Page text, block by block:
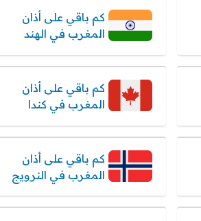
كم باقي على أذان
المغرب في الهند
كم باقي على أذان
المغرب في كندا
كم باقي على أذان
المغرب في النرويج